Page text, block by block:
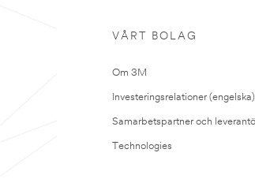
VÅRT BOLAG
Om 3M
Investeringsrelationer (engelska)
Samarbetspartner och
Technologies